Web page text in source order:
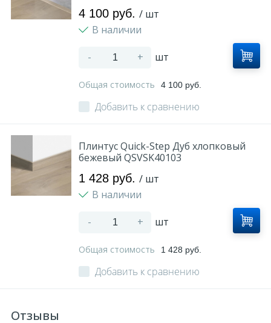
4 100 руб. / шт
В наличии
- + шт
Общая стоимость 4 100 руб.
Добавить к сравнению
Плинтус Quick-Step Дуб хлопковый
бежевый QSVSK40103
1 428 руб. / шт
В наличии
- + шт
Общая стоимость 1 428 руб.
Добавить к сравнению
Отзывы